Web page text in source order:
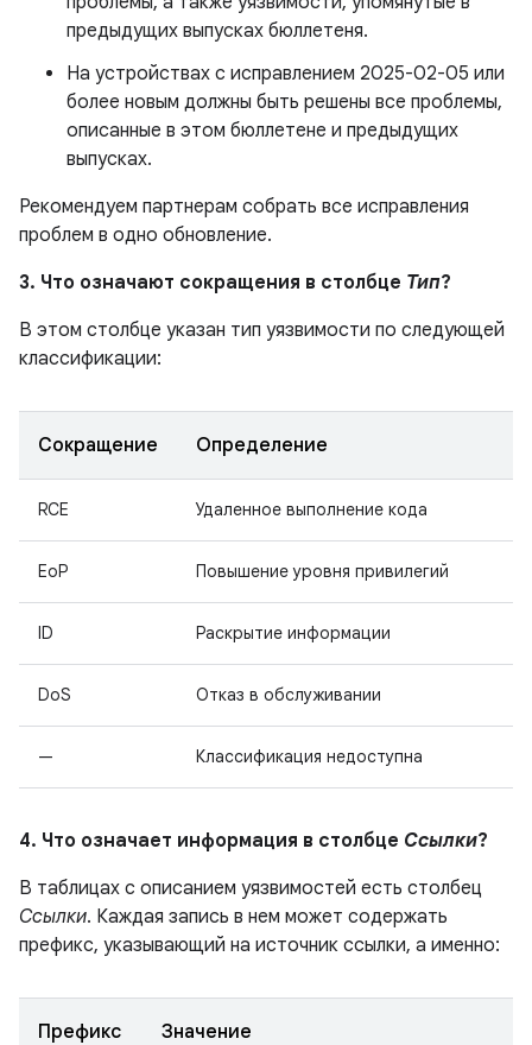
предыдущих выпусках бюллетеня.
На устройствах с исправлением 2025-02-05 или
более новым должны быть решены все проблемы,
описанные в этом бюллетене и предыдущих
выпусках.
Рекомендуем партнерам собрать все исправления
проблем в одно обновление.
3. Что означают сокращения в столбце Тип?
В этом столбце указан тип уязвимости по следующей
классификации:
Сокращение Определение
RCE Удаленное выполнение кода
EoP Повышение уровня привилегий
ID Раскрытие информации
DoS Отказ в обслуживании
— Классификация недоступна
4. Что означает информация в столбце Ссылки?
В таблицах с описанием уязвимостей есть столбец
Ссылки. Каждая запись в нем может содержать
префикс, указывающий на источник ссылки, а именно:
Префикс Значение